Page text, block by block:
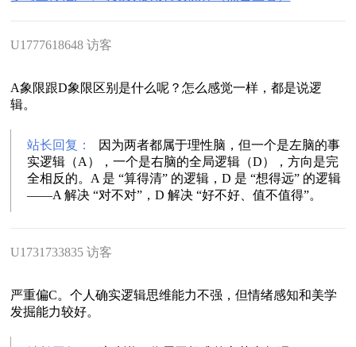
U1777618648 访客
A象限跟D象限区别是什么呢？怎么感觉一样，都是说逻
辑。
站长回复：
因为两者都属于理性脑，但一个是左脑的事
实逻辑（A），一个是右脑的全局逻辑（D），方向是完
全相反的。A 是 “算得清” 的逻辑，D 是 “想得远” 的逻辑
——A 解决 “对不对”，D 解决 “好不好、值不值得”。
U1731733835 访客
严重偏C。个人确实逻辑思维能力不强，但情绪感知和美学
发掘能力较好。